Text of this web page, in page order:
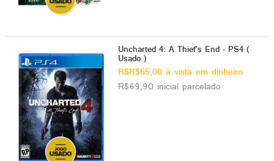
Uncharted 4: A Thief's End - PS4 (
Usado )
R$R$65,00 à vista em dinheiro
R$69,90 inicial parcelado